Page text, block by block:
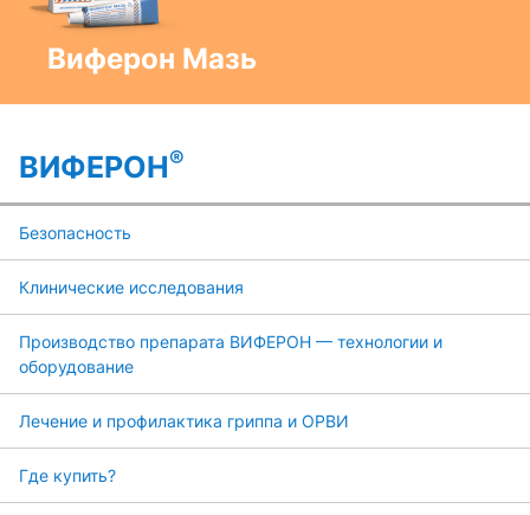
Виферон Мазь
ВИФЕРОН®
Безопасность
Клинические исследования
Производство препарата ВИФЕРОН — технологии и
оборудование
Лечение и профилактика гриппа и ОРВИ
Где купить?